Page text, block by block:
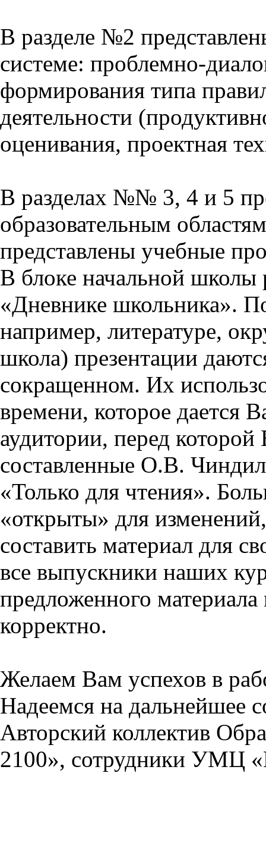
В разделе №2
системе: проблемно-
формирования типа
деятельности
оценивания, проектная
В разделах №№ 3, 4 и 5
образовательным
представлены учебные
В блоке начальной школы
«Дневнике школьника».
например, литературе,
школа) презентации
сокращенном. Их
времени, которое дается
аудитории, перед
составленные О.В.
«Только для чтения».
«открыты» для
составить материал для
все выпускники наших
предложенного
корректно.
Желаем Вам успехов в
Надеемся на дальнейшее
Авторский коллектив
2100», сотрудники УМЦ